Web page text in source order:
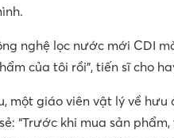
nghệ lọc nước mới CDI
của tôi rồi”, tiến sĩ cho
một giáo viên vật lý về
“Trước khi mua sản